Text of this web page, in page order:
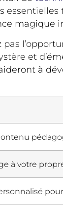
magique
pas
et
à
à votre